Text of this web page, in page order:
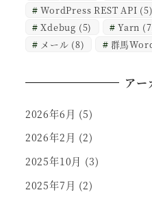
WordPress REST API (5)
Xdebug (5) Yarn
メール (8) 群馬
アー
2026年6月 (5)
2026年2月 (2)
2025年10月 (3)
2025年7月 (2)